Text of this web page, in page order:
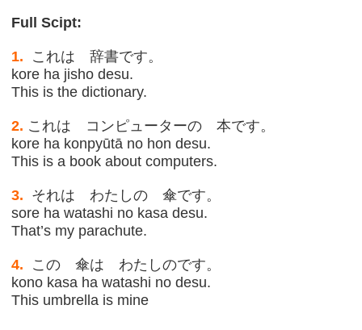
Full Scipt:
1. これは 辞書です。
kore ha jisho desu.
This is the dictionary.
2. これは コンピューターの 本です。
kore ha konpyūtā no hon desu.
This is a book about computers.
3. それは わたしの 傘です。
sore ha watashi no kasa desu.
That’s my parachute.
4. この 傘は わたしのです。
kono kasa ha watashi no desu.
This umbrella is mine